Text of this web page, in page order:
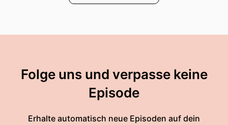
Folge uns und verpasse keine
Episode
Erhalte automatisch neue Episoden auf dein